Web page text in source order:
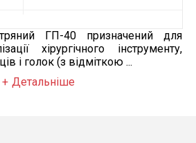
±3
220
ГП-40 призначений для
хірургічного інструменту,
і голок (з відміткою ...
Детальніше